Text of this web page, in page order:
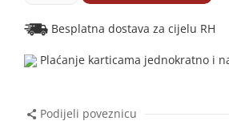
Besplatna dostava za cijelu RH
Plaćanje karticama jednokratno i
Podijeli poveznicu